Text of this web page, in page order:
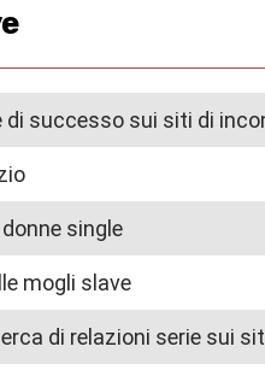
di successo sui siti di
single
mogli slave
di relazioni serie sui